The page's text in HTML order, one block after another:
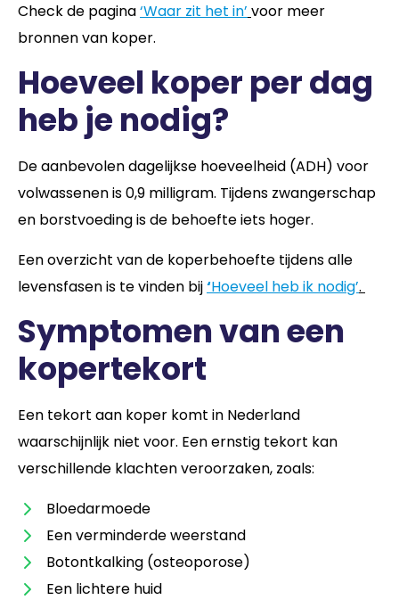
Check de pagina‘Waar zit het in’ voor meer
bronnen van koper.
Hoeveel koper per dag
heb je nodig?
De aanbevolen dagelijkse hoeveelheid (ADH) voor
volwassenen is 0,9 milligram. Tijdens zwangerschap
en borstvoeding is de behoefte iets hoger.
Een overzicht van de koperbehoefte tijdens alle
levensfasen is te vinden bij‘Hoeveel heb ik nodig’.
Symptomen van een
kopertekort
Een tekort aan koper komt in Nederland
waarschijnlijk niet voor. Een ernstig tekort kan
verschillende klachten veroorzaken, zoals:
Bloedarmoede
Een verminderde weerstand
Botontkalking (osteoporose)
Een lichtere huid